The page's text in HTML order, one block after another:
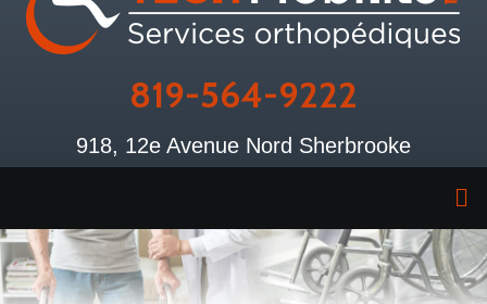
819-564-9222
918, 12e Avenue Nord Sherbrooke